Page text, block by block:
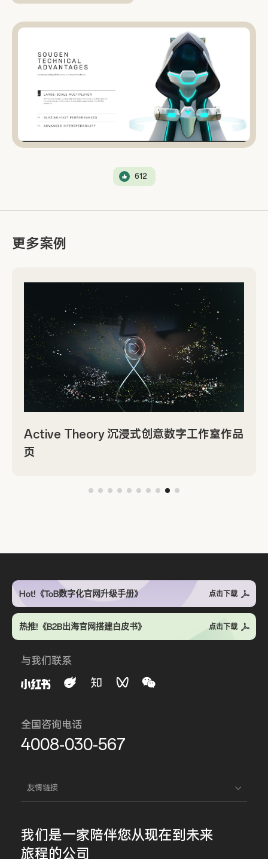
612
更多案例
Active Theory 沉浸式创意数字工作室作品
页
Hot!《ToB数字化官网升级手册》 点击下载
热推!《B2B出海官网搭建白皮书》 点击下载
与我们联系
全国咨询电话
4008-030-567
友情链接
我们是一家陪伴您从现在到未来
旅程的公司